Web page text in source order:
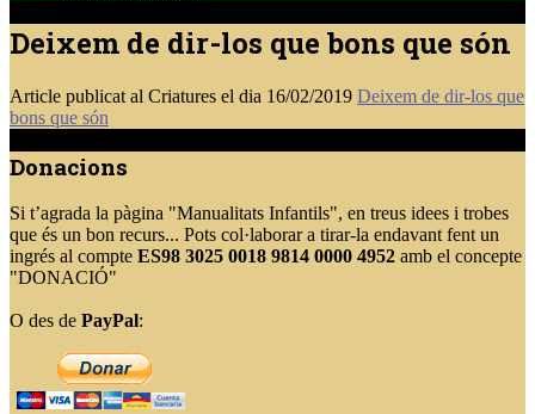
Deixem de dir-los que bons que són
Article publicat al Criatures el dia 16/02/2019 Deixem de dir-los que
bons que són
Donacions
Si t’agrada la pàgina "Manualitats Infantils", en treus idees i trobes
que és un bon recurs... Pots col·laborar a tirar-la endavant fent un
ingrés al compte ES98 3025 0018 9814 0000 4952 amb el concepte
"DONACIÓ"
O des de PayPal: